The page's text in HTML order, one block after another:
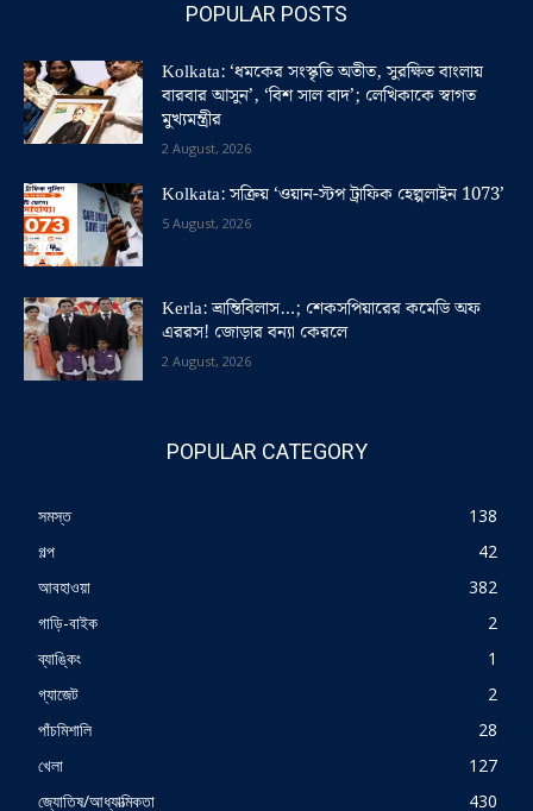
POPULAR POSTS
Kolkata: ‘ধমকের সংস্কৃতি অতীত, সুরক্ষিত বাংলায়
বারবার আসুন’, ‘বিশ সাল বাদ’; লেখিকাকে স্বাগত
মুখ্যমন্ত্রীর
2 August, 2026
Kolkata: সক্রিয় ‘ওয়ান-স্টপ ট্রাফিক হেল্পলাইন 1073’
5 August, 2026
Kerla: ভ্রান্তিবিলাস…; শেকসপিয়ারের কমেডি অফ
এররস! জোড়ার বন্যা কেরলে
2 August, 2026
POPULAR CATEGORY
সমস্ত
138
গল্প
42
আবহাওয়া
382
গাড়ি-বাইক
2
ব্যাঙ্কিং
1
গ্যাজেট
2
পাঁচমিশালি
28
খেলা
127
জ্যোতিষ/আধ্যাত্মিকতা
430